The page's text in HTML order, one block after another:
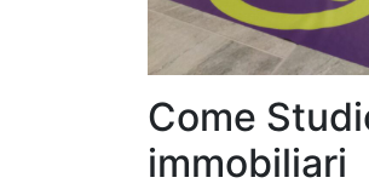
Come
immobiliari